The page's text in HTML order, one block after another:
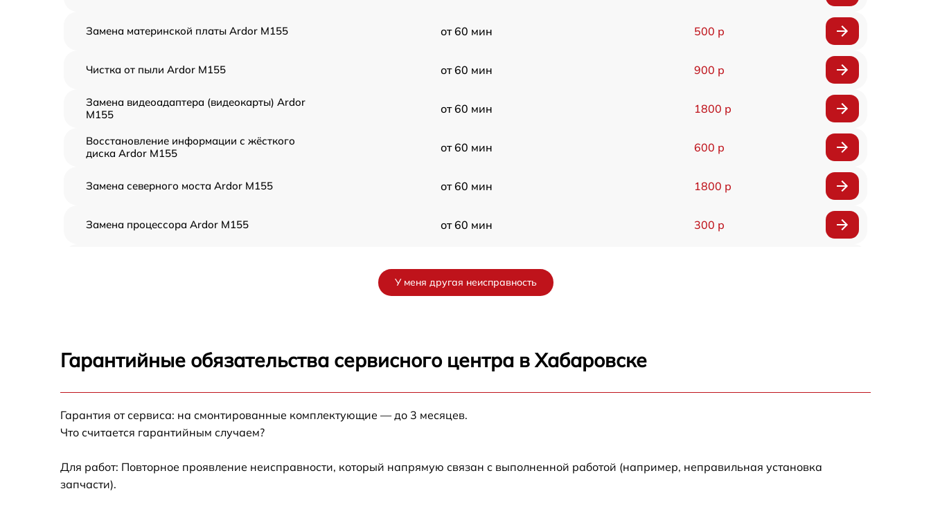
Замена материнской платы Ardor M155 от 60 мин 500 р
Чистка от пыли Ardor M155 от 60 мин 900 р
Замена видеоадаптера (видеокарты) Ardor
M155
от 60 мин 1800 р
Восстановление информации с жёсткого
диска Ardor M155
от 60 мин 600 р
Замена северного моста Ardor M155 от 60 мин 1800 р
Замена процессора Ardor M155 от 60 мин 300 р
Замена звуковой платы Ardor M155 от 60 мин
У меня другая неисправность
Гарантийные обязательства сервисного центра в Хабаровске
Гарантия от сервиса: на смонтированные комплектующие — до 3 месяцев.
Что считается гарантийным случаем?
Для работ: Повторное проявление неисправности, который напрямую связан с выполненной работой (например, неправильная установка
запчасти).